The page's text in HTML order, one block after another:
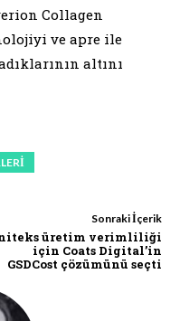
Collagen
ve apre ile
altını
Sonraki İçerik
üretim verimliliği
için Coats Digital’in
GSDCost çözümünü seçti